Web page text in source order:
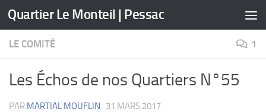
Skip to content
Quartier Le Monteil | Pessac
LE COMITÉ 1
Les Échos de nos Quartiers N°55
PAR MARTIAL MOUFLIN · 31 MARS 2017